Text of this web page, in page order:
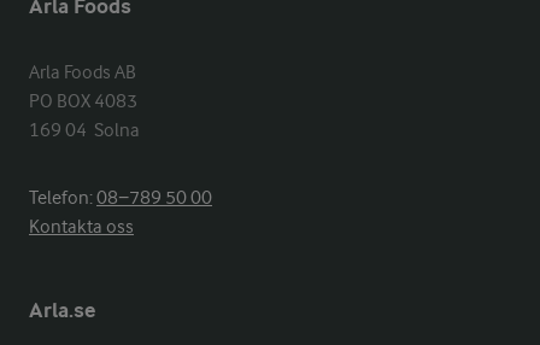
Arla Foods
Arla Foods AB
PO BOX 4083
169 04  Solna
Telefon:08−789 50 00
Kontakta oss
Arla.se